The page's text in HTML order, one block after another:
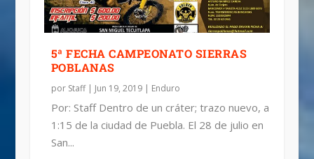
5ª FECHA CAMPEONATO SIERRAS
POBLANAS
por Staff| Jun 19, 2019| Enduro
Por: Staff Dentro de un cráter; trazo nuevo, a
1:15 de la ciudad de Puebla. El 28 de julio en
San...